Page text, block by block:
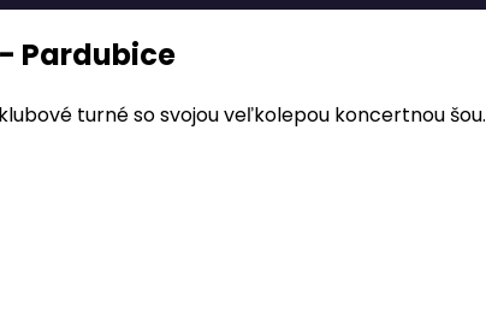
Pardubice
turné so svojou veľkolepou koncertnou šou.